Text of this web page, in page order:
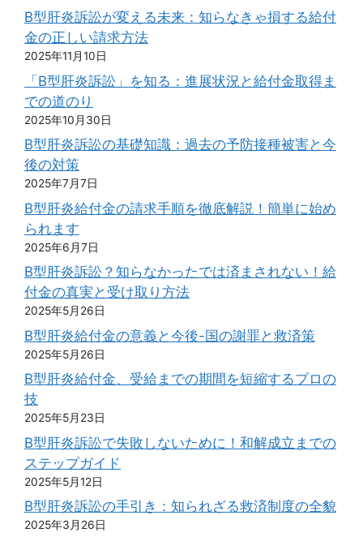
B型肝炎訴訟が変える未来：知らなきゃ損する給付
金の正しい請求方法
2025年11月10日
「B型肝炎訴訟」を知る：進展状況と給付金取得ま
での道のり
2025年10月30日
B型肝炎訴訟の基礎知識：過去の予防接種被害と今
後の対策
2025年7月7日
B型肝炎給付金の請求手順を徹底解説！簡単に始め
られます
2025年6月7日
B型肝炎訴訟？知らなかったでは済まされない！給
付金の真実と受け取り方法
2025年5月26日
B型肝炎給付金の意義と今後-国の謝罪と救済策
2025年5月26日
B型肝炎給付金、受給までの期間を短縮するプロの
技
2025年5月23日
B型肝炎訴訟で失敗しないために！和解成立までの
ステップガイド
2025年5月12日
B型肝炎訴訟の手引き：知られざる救済制度の全貌
2025年3月26日